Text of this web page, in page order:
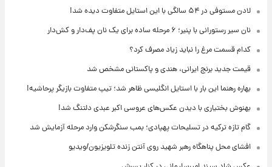
لادن مستوفی در ۵۴ سالگی با این استایل متفاوت دیده شد!
نان سیر رستورانی با پنیر؛ ۶ مرحله ساده برای یک نان پف‌دار و کش‌دار
کدام قسمت مرغ را نباید زیاد مصرف کرد؟
قیمت جدید برنج ایرانی، هندی و پاکستانی مشخص شد
بهاره رهنما این بار با استایل انگلیسی ظاهر شد؛ تیپ متفاوت بازیگر پرحاشیه!
بهنوش بختیاری با دیدن عکس‌های عروسی اکبر عبدی دلتنگ شد!
گام تازه ترکیه در تسلیحات پهپادی؛ بمب سنگرشکن وارد مرحله آزمایش شد
افشای محل پناهگاه‌ رهبر شهید روی آنتن زنده تلویزیون/ویدیو